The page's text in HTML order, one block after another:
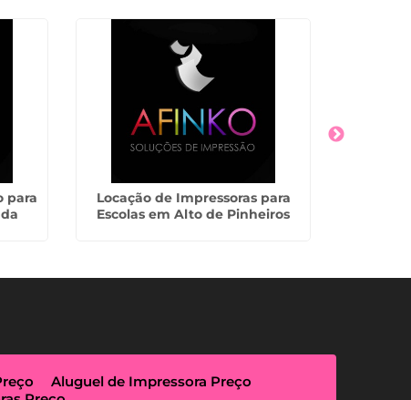
para
Locação de Impressoras para
Escolas em Alto de Pinheiros
Aluguel de Impressora Preço